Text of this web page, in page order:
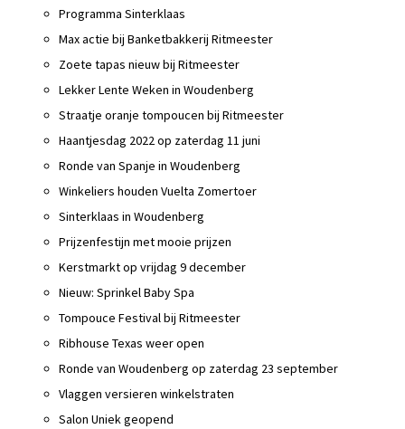
Programma Sinterklaas
Max actie bij Banketbakkerij Ritmeester
Zoete tapas nieuw bij Ritmeester
Lekker Lente Weken in Woudenberg
Straatje oranje tompoucen bij Ritmeester
Haantjesdag 2022 op zaterdag 11 juni
Ronde van Spanje in Woudenberg
Winkeliers houden Vuelta Zomertoer
Sinterklaas in Woudenberg
Prijzenfestijn met mooie prijzen
Kerstmarkt op vrijdag 9 december
Nieuw: Sprinkel Baby Spa
Tompouce Festival bij Ritmeester
Ribhouse Texas weer open
Ronde van Woudenberg op zaterdag 23 september
Vlaggen versieren winkelstraten
Salon Uniek geopend